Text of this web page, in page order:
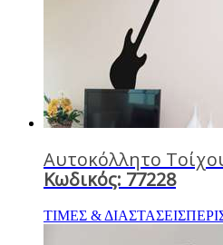
Αυτοκόλλητο
Κωδικός: 77228
ΤΙΜΕΣ & ΔΙΑΣΤΑΣΕΙΣ